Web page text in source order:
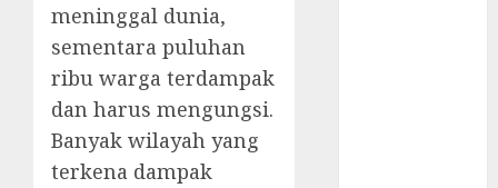
meninggal dunia,
sementara puluhan
ribu warga terdampak
dan harus mengungsi.
Banyak wilayah yang
terkena dampak